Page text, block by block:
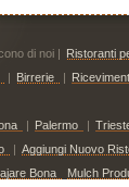
di noi | Ristoranti
| Birrerie |
| Palermo |
| Aggiungi Nuovo
Bona Mulch